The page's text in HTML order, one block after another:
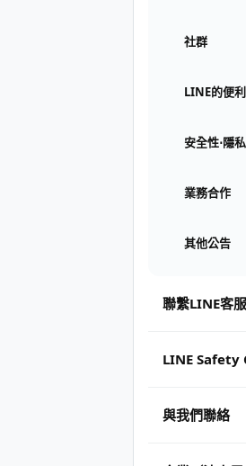
社群
LINE的便
安全性⋅隱
業務合作
其他公告
聯繫LINE客
LINE Safety
與我們聯絡